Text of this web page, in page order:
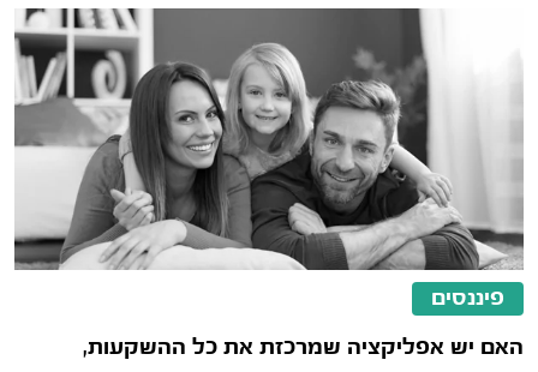
פיננסים
האם יש אפליקציה שמרכזת את כל ההשקעות,